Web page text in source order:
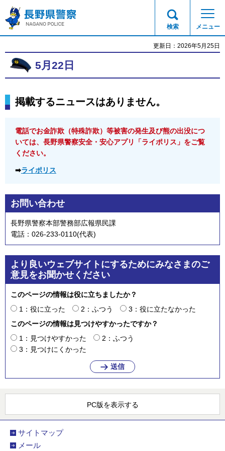
長野県警察
検索 メニュー
更新日：2026年5月25日
5月22日
掲載するニュースはありません。
電話でお金詐欺（特殊詐欺）等被害の発生及び熊の出没につ
いては、長野県警察安全・安心アプリ「ライポリス」をご覧
ください。
➡ライポリス
お問い合わせ
長野県警察本部警務部広報県民課
電話：026-233-0110(代表)
より良いウェブサイトにするためにみなさまのご
意見をお聞かせください
このページの情報は役に立ちましたか？
1：役に立った
2：ふつう
3：役に立たなかった
このページの情報は見つけやすかったですか？
1：見つけやすかった
2：ふつう
3：見つけにくかった
PC版を表示する
サイトマップ
メール